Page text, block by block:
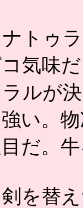
トゥ
気味
ルが
い。
だ。
を替